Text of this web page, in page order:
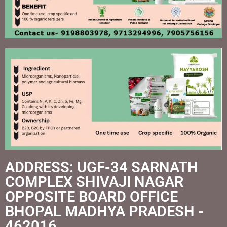
ADDRESS: UGF-34 SARNATH
COMPLEX SHIVAJI NAGAR
OPPOSITE BOARD OFFICE
BHOPAL MADHYA PRADESH -